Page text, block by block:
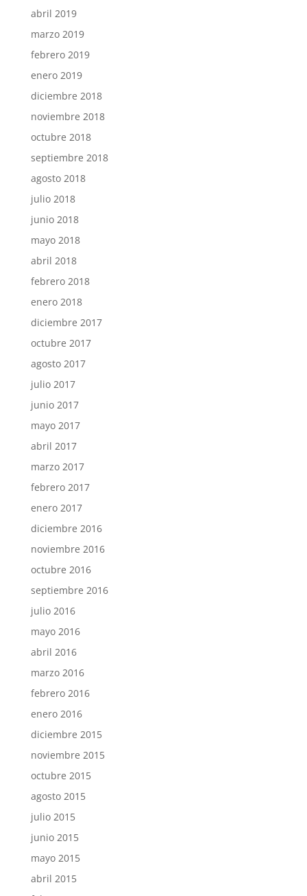
abril 2019
marzo 2019
febrero 2019
enero 2019
diciembre 2018
noviembre 2018
octubre 2018
septiembre 2018
agosto 2018
julio 2018
junio 2018
mayo 2018
abril 2018
febrero 2018
enero 2018
diciembre 2017
octubre 2017
agosto 2017
julio 2017
junio 2017
mayo 2017
abril 2017
marzo 2017
febrero 2017
enero 2017
diciembre 2016
noviembre 2016
octubre 2016
septiembre 2016
julio 2016
mayo 2016
abril 2016
marzo 2016
febrero 2016
enero 2016
diciembre 2015
noviembre 2015
octubre 2015
agosto 2015
julio 2015
junio 2015
mayo 2015
abril 2015